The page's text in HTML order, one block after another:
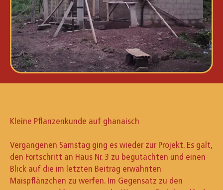
Kleine Pflanzenkunde auf ghanaisch
Vergangenen Samstag ging es wieder zur Projekt. Es galt,
den Fortschritt an Haus Nr. 3 zu begutachten und einen
Blick auf die im letzten Beitrag erwähnten
Maispflänzchen zu werfen. Im Gegensatz zu den